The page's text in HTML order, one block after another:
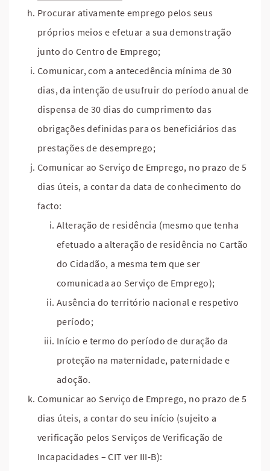
Procurar ativamente emprego pelos seus
próprios meios e efetuar a sua demonstração
junto do Centro de Emprego;
Comunicar, com a antecedência mínima de 30
dias, da intenção de usufruir do período anual de
dispensa de 30 dias do cumprimento das
obrigações definidas para os beneficiários das
prestações de desemprego;
Comunicar ao Serviço de Emprego, no prazo de 5
dias úteis, a contar da data de conhecimento do
facto:
Alteração de residência (mesmo que tenha
efetuado a alteração de residência no Cartão
do Cidadão, a mesma tem que ser
comunicada ao Serviço de Emprego);
Ausência do território nacional e respetivo
período;
Início e termo do período de duração da
proteção na maternidade, paternidade e
adoção.
Comunicar ao Serviço de Emprego, no prazo de 5
dias úteis, a contar do seu início (sujeito a
verificação pelos Serviços de Verificação de
Incapacidades – CIT ver III-B):